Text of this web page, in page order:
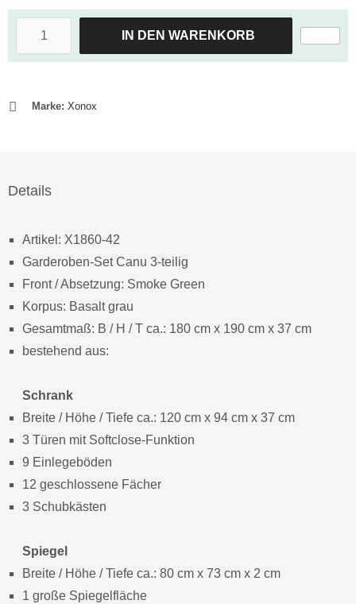
IN DEN WARENKORB
Marke: Xonox
Details
Artikel: X1860-42
Garderoben-Set Canu 3-teilig
Front / Absetzung: Smoke Green
Korpus: Basalt grau
Gesamtmaß: B / H / T ca.: 180 cm x 190 cm x 37 cm
bestehend aus:
Schrank
Breite / Höhe / Tiefe ca.: 120 cm x 94 cm x 37 cm
3 Türen mit Softclose-Funktion
9 Einlegeböden
12 geschlossene Fächer
3 Schubkästen
Spiegel
Breite / Höhe / Tiefe ca.: 80 cm x 73 cm x 2 cm
1 große Spiegelfläche